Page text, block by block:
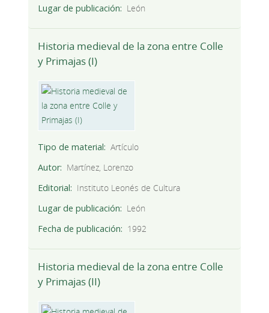
Lugar de publicación
León
Historia medieval de la zona entre Colle
y Primajas (I)
Tipo de material
Artículo
Autor
Martínez, Lorenzo
Editorial
Instituto Leonés de Cultura
Lugar de publicación
León
Fecha de publicación
1992
Historia medieval de la zona entre Colle
y Primajas (II)